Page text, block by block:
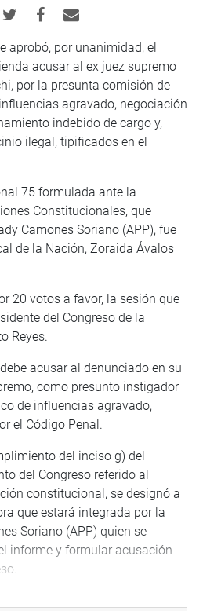
aprobó, por unanimidad, el
acusar al ex juez supremo
por la presunta comisión de
agravado, negociación
indebido de cargo y,
ilegal, tipificados en el
75 formulada ante la
Constitucionales, que
Camones Soriano (APP), fue
de la Nación, Zoraida Ávalos
20 votos a favor, la sesión que
del Congreso de la
Reyes.
acusar al denunciado en su
como presunto instigador
de influencias agravado,
el Código Penal.
del inciso g) del
del Congreso referido al
constitucional, se designó a
que estará integrada por la
Soriano (APP) quien se
informe y formular acusación